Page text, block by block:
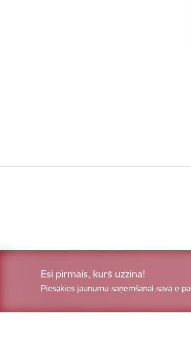
Esi pirmais, kurš uzzina!
Piesakies jaunumu saņemšanai savā e-